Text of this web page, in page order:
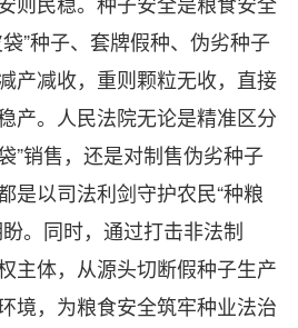
”种子、套牌假种、伪劣种子
产减收，重则颗粒无收，直接
产。人民法院无论是精准区分
”销售，还是对制售伪劣种子
是以司法利剑守护农民“种粮
。同时，通过打击非法制
主体，从源头切断假种子生产
境，为粮食安全筑牢种业法治